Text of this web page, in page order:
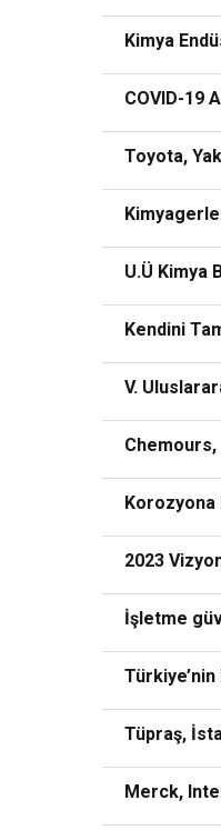
Kimya
COVID-19
Toyota,
U.Ü Kimya
Kendini
V.
Chemours,
Korozyona
2023
İşletme
Tüpraş,
Merck,